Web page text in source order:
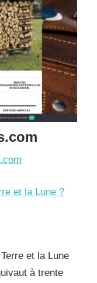
et la Lune ?
et la Lune
à trente